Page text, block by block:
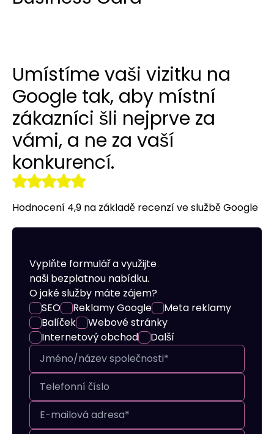
Audyt SEO
Optymalizacja SEO
Práce se sociálními médii
Remarketing
Správa serveru
Umístíme vaši vizitku na
Google tak, aby místní
zákazníci šli nejprve za
vámi, a ne za vaší
konkurencí.
Hodnocení 4,9 na základě recenzí ve službě Google
Vyplňte formulář a využijte
naši bezplatnou nabídku.
O jaké služby máte zájem?
SEO
Reklamy Google
Meta reklamy
Balíček
Webové stránky
Internetový obchod
Další